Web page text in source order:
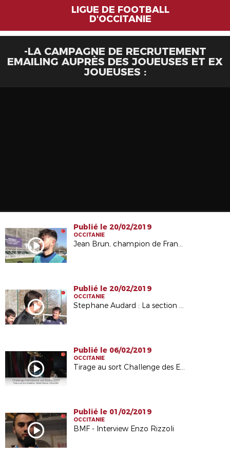
LIGUE DE FOOTBALL
D'OCCITANIE
-LA CAMPAGNE DE RECRUTEMENT
EMAILING AUPRÈS DES JOUEUSES ET EX
JOUEUSES :
Publié le 20/02/2019
OCCITANIE
Jean Brun, champion de France Unss avec Déodat de Severac
Publié le 20/02/2019
OCCITANIE
Stephane Audard : La section Déodat de Séverac championne de France
Publié le 06/02/2019
OCCITANIE
Tirage au sort Challenge des Etoiles 2019 - A Tous Foot
Publié le 01/02/2019
OCCITANIE
BMF - Interview Enzo Rizzoli